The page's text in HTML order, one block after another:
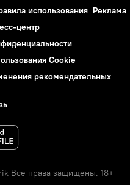
использования Реклама
центр
Cookie
рекомендательных
Все права защищены. 18+